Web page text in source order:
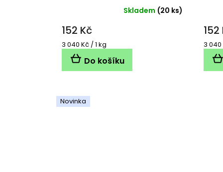
Skladem (20 ks)
152 Kč
Měrná
cena:
3 040 Kč / 1 kg
Do košíku
152
cena:
3 040
Novinka